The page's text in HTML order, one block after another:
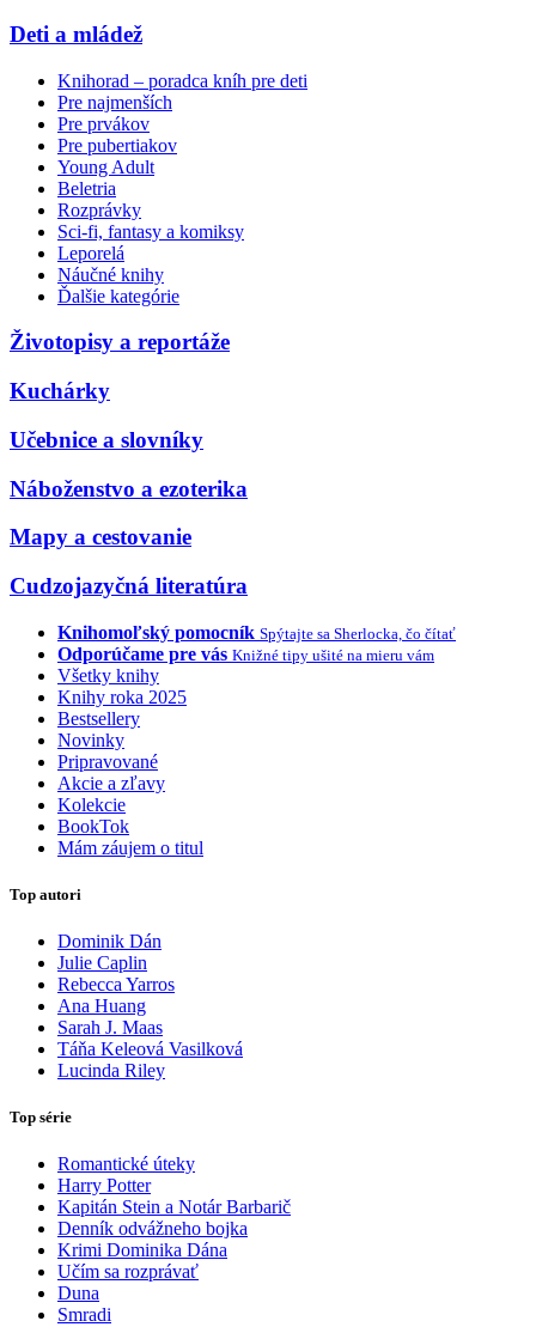
Deti a mládež
Knihorad – poradca kníh pre deti
Pre najmenších
Pre prvákov
Pre pubertiakov
Young Adult
Beletria
Rozprávky
Sci-fi, fantasy a komiksy
Leporelá
Náučné knihy
Ďalšie kategórie
Životopisy a reportáže
Kuchárky
Učebnice a slovníky
Náboženstvo a ezoterika
Mapy a cestovanie
Cudzojazyčná literatúra
Knihomoľský pomocník Spýtajte sa Sherlocka, čo čítať
Odporúčame pre vás Knižné tipy ušité na mieru vám
Všetky knihy
Knihy roka 2025
Bestsellery
Novinky
Pripravované
Akcie a zľavy
Kolekcie
BookTok
Mám záujem o titul
Top autori
Dominik Dán
Julie Caplin
Rebecca Yarros
Ana Huang
Sarah J. Maas
Táňa Keleová Vasilková
Lucinda Riley
Top série
Romantické úteky
Harry Potter
Kapitán Stein a Notár Barbarič
Denník odvážneho bojka
Krimi Dominika Dána
Učím sa rozprávať
Duna
Smradi